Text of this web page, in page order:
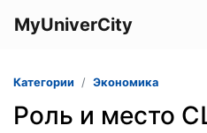
MyUniverCity
Категории Экономика
Роль и место